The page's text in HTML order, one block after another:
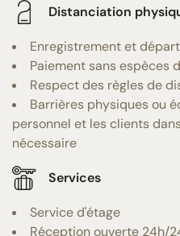
Distanciation
Enregistrement et
Paiement sans espèces
Respect des règles de
Barrières physiques ou
personnel et les clients
nécessaire
Services
Service d'étage
Réception ouverte 24h/